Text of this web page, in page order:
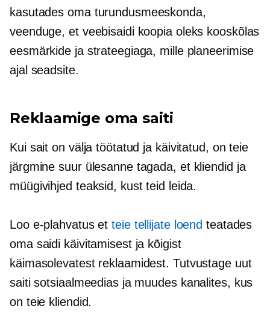
kasutades oma turundusmeeskonda,
veenduge, et veebisaidi koopia oleks kooskõlas
eesmärkide ja strateegiaga, mille planeerimise
ajal seadsite.
Reklaamige oma saiti
Kui sait on välja töötatud ja käivitatud, on teie
järgmine suur ülesanne tagada, et kliendid ja
müügivihjed teaksid, kust teid leida.
Loo e-plahvatusetteie tellijate loend teatades
oma saidi käivitamisest ja kõigist
käimasolevatest reklaamidest. Tutvustage uut
saiti sotsiaalmeedias ja muudes kanalites, kus
on teie kliendid.